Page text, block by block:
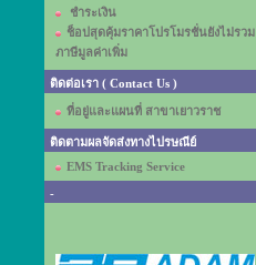
ชำระเงิน
ช็อปสุดคุ้มราคาโปรโมรชั่นยังไม่รวม
ภาษีมูลค่าเพิ่ม
ติดต่อเรา ( Contact Us )
ที่อยู่และแผนที่ สาขาเยาวราช
ติดตามผลจัดส่งทางไปรษณีย์
EMS Tracking Service
-